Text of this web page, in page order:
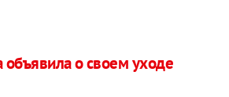
объявила о своем уходе